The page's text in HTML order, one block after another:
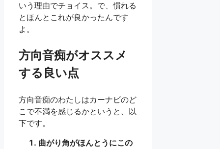
いう理由でチョイス。で、慣れる
とほんとこれが良かったんです
よ。
方向音痴がオススメ
する良い点
方向音痴のわたしはカーナビのど
こで不満を感じるかというと、以
下です。
曲がり角がほんとうにこの